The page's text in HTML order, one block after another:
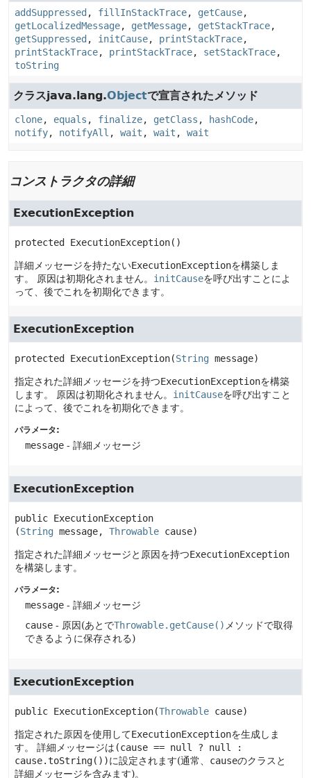
addSuppressed , fillInStackTrace, getCause,
getLocalizedMessage, getMessage, getStackTrace,
getSuppressed , initCause, printStackTrace,
printStackTrace, printStackTrace, setStackTrace,
toString
クラスjava.lang.Objectで宣言されたメソッド
clone, equals , finalize, getClass , hashCode,
notify, notifyAll , wait , wait , wait
コンストラクタの詳細
ExecutionException
protected ExecutionException()
詳細メッセージを持たないExecutionExceptionを構築しま
す。
原因は初期化されません。 initCauseを呼び出すことによ
って、後でこれを初期化できます。
ExecutionException
protected ExecutionException(String message)
指定された詳細メッセージを持つExecutionExceptionを構築
します。
原因は初期化されません。 initCauseを呼び出すこと
によって、後でこれを初期化できます。
パラメータ:
message - 詳細メッセージ
ExecutionException
public ExecutionException
(String message, Throwable cause)
指定された詳細メッセージと原因を持つExecutionException
を構築します。
パラメータ:
message - 詳細メッセージ
cause - 原因(あとでThrowable.getCause() メソッドで取得
できるように保存される)
ExecutionException
public ExecutionException(Throwable cause)
指定された原因を使用してExecutionExceptionを生成しま
す。
詳細メッセージは (cause == null ? null :
cause.toString())に設定されます(通常、 causeのクラスと
詳細メッセージを含みます)。